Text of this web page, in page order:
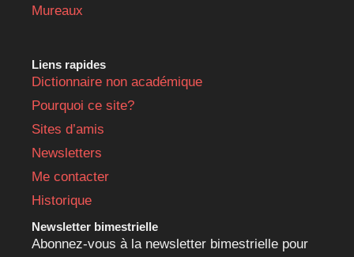
Mureaux
Liens rapides
Dictionnaire non académique
Pourquoi ce site?
Sites d’amis
Newsletters
Me contacter
Historique
Newsletter bimestrielle
Abonnez-vous à la newsletter bimestrielle pour